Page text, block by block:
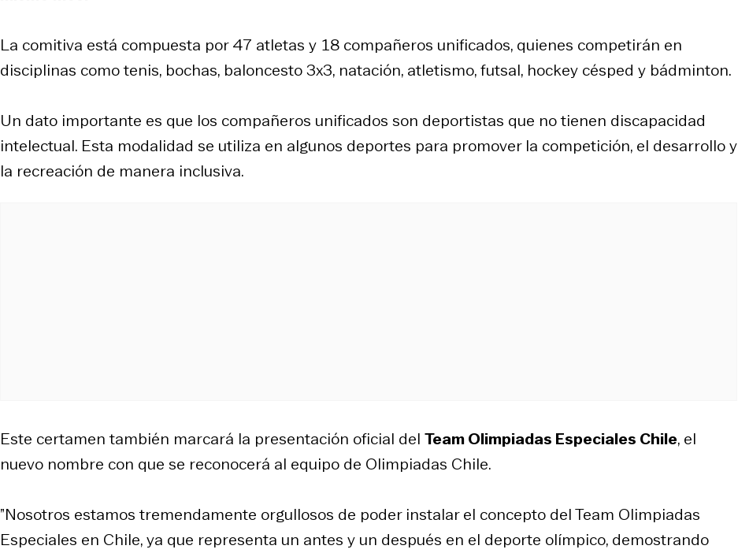
La comitiva está compuesta por 47 atletas y 18 compañeros unificados, quienes competirán en
disciplinas como tenis, bochas, baloncesto 3x3, natación, atletismo, futsal, hockey césped y bádminton.
Un dato importante es que los compañeros unificados son deportistas que no tienen discapacidad
intelectual. Esta modalidad se utiliza en algunos deportes para promover la competición, el desarrollo y
la recreación de manera inclusiva.
Este certamen también marcará la presentación oficial del Team Olimpiadas Especiales Chile, el
nuevo nombre con que se reconocerá al equipo de Olimpiadas Chile.
”Nosotros estamos tremendamente orgullosos de poder instalar el concepto del Team Olimpiadas
Especiales en Chile, ya que representa un antes y un después en el deporte olímpico, demostrando